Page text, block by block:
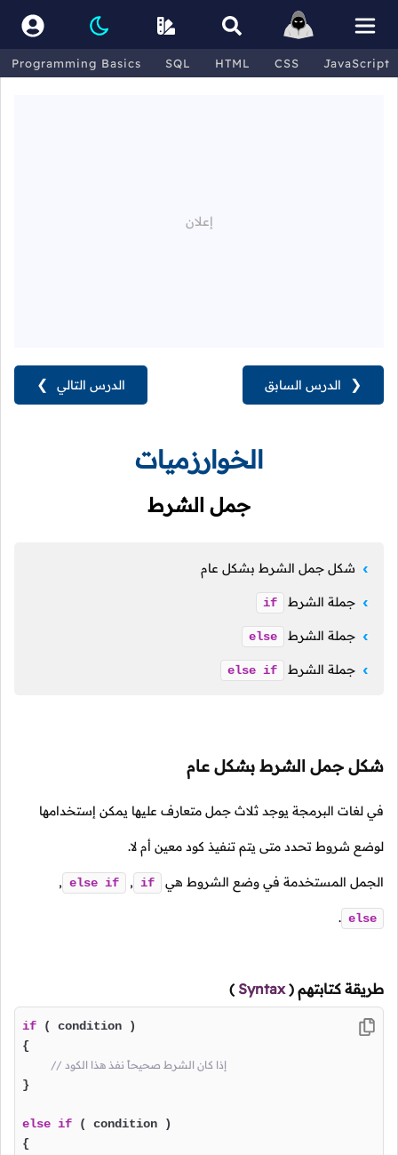
Programming Basics SQL HTML CSS JavaScript
الدرس التالي ❯ ❮ الدرس السابق
الخوارزميات
جمل الشرط
شكل جمل الشرط بشكل عام
جملة الشرط if
جملة الشرط else
جملة الشرط else if
شكل جمل الشرط بشكل عام
في لغات البرمجة يوجد ثلاث جمل متعارف عليها يمكن إستخدامها
لوضع شروط تحدد متى يتم تنفيذ كود معين أم لا.
الجمل المستخدمة في وضع الشروط هي if
,
else if
,
else
.
طريقة كتابتهم (
Syntax
)
if ( condition )
{
// إذا كان الشرط صحيحاً نفذ هذا الكود
}
else if ( condition )
{